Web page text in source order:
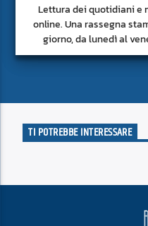
Lettura dei quotidiani e
online. Una rassegna
giorno, da lunedì al
approfondito delle
TI POTREBBE INTERESSARE